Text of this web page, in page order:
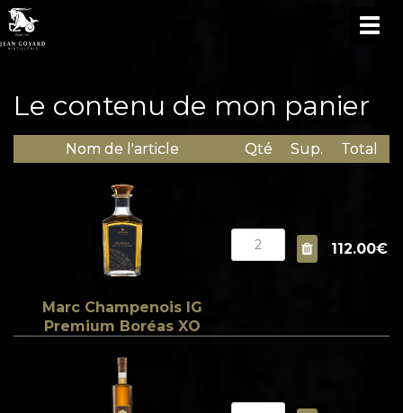
Le contenu de mon panier
Nom de l'article Qté Sup. Total
Marc Champenois IG
Premium Boréas XO
112.00€